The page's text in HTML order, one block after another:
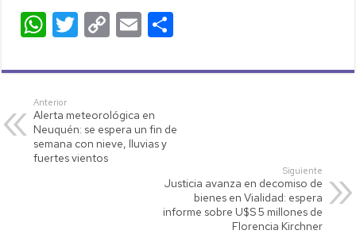
W
at
s
A
p
T
tt
C
p
Li
nk
E
ail m
ar
Anterior
Alerta meteorológica en
Neuquén: se espera un fin de
semana con nieve, lluvias y
fuertes vientos
Siguiente
Justicia avanza en decomiso de
bienes en Vialidad: espera
informe sobre U$S 5 millones de
Florencia Kirchner